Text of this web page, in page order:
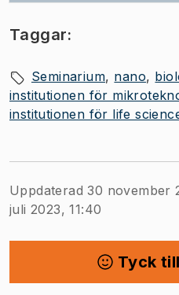
Taggar:
Seminarium nano
institutionen för
institutionen för life
Uppdaterad 30 november
juli 2023, 11:40
Tyck